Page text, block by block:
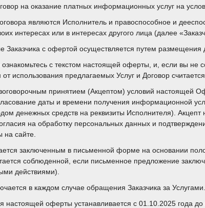
на оказание платных информационных услуг на
являются Исполнитель и правоспособное и
интересах или в интересах другого лица (далее
Заказчика с офертой осуществляется путем
с текстом настоящей оферты, и, если вы не
от использования предлагаемых Услуг и Договор
принятием (Акцептом) условий настоящей
даты и времени получения информационной
денежных средств на реквизиты Исполнителя).
на обработку персональных данных и
на сайте.
заключенным в письменной форме на основании
соблюденной, если письменное предложение
действиями).
в каждом случае обращения Заказчика за Услугами.
настоящей оферты устанавливается с 01.10.2025 года